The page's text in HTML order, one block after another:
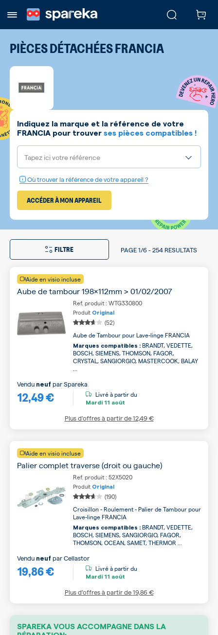
PIÈCES DÉTACHÉESFRANCIA
Indiquez la marque et la référence de votre
FRANCIA pour trouver ses pièces compatibles !
Tapez ici votre référence
Où trouver la référence de votre appareil ?
ACCÉDER À MON APPAREIL
FILTRE PAGE 1/6-254 RESULTATS
Aide en visio incluse
Aube de tambour 198x112mm > 01/02/2007
Ref. produit : WTG330800
Produit Original
(52)
Aube de Tambour pour Lave-linge FRANCIA
Marques compatibles : BRANDT, VEDETTE,
BOSCH, SIEMENS, THOMSON, FAGOR,
CRYSTAL, SANGIORGIO, MASTERCOOK, BALAY
12,49 €
Vendu neuf parSpareka
Livré à partir du
Mardi 11 août
Plus d’offres à partir de12,49 €
Aide en visio incluse
Palier complet traverse (droit ou gauche)
Ref. produit : 52X5020
Produit Original
(190)
Croisillon - Roulement - Palier de Tambour pour
Lave-linge FRANCIA
Marques compatibles : BRANDT, VEDETTE,
BOSCH, SIEMENS, SANGIORGIO, FAGOR,
THOMSON, OCEAN, SAMET, THERMOR ...
19,86 €
Vendu neuf parCellastor
Livré à partir du
Mardi 11 août
Plus d’offres à partir de19,86 €
SPAREKA VOUS ACCOMPAGNE DANS LA